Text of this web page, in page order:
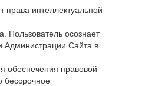
интеллектуальной
Пользователь осознает
Администрации Сайта в
обеспечения правовой
бессрочное